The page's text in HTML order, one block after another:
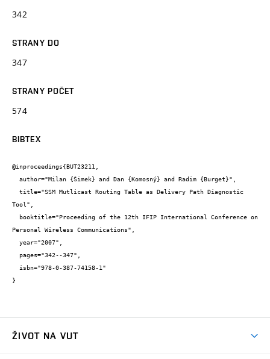
342
STRANY DO
347
STRANY POČET
574
BIBTEX
@inproceedings{BUT23211,
Tool",
Personal Wireless Communications",
}
ŽIVOT NA VUT